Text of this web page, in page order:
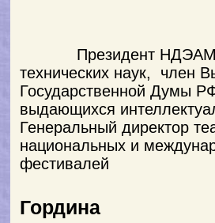
Президент
технических наук, член
Государственной Думы
выдающихся
Генеральный директор
национальных и
фестивалей
Гордина